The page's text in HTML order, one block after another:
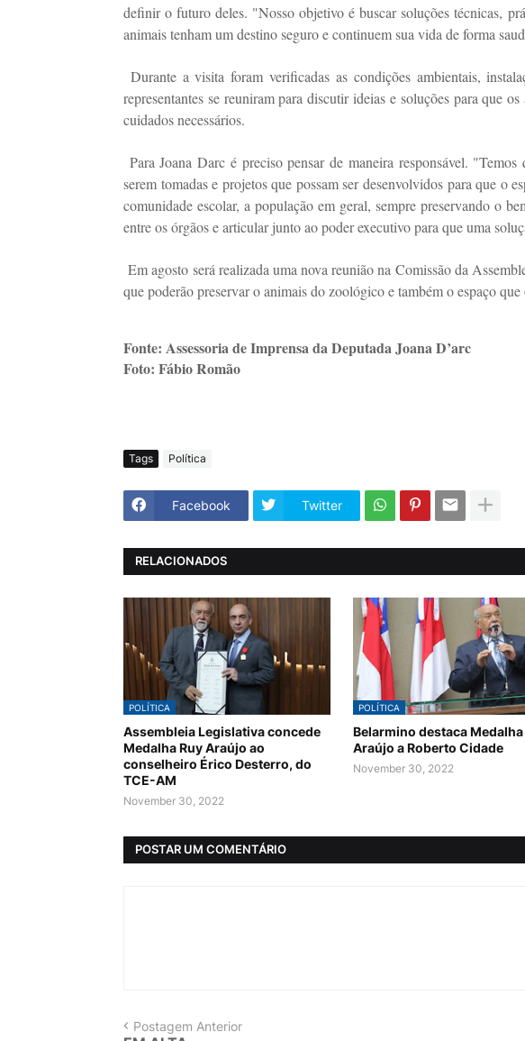
definir o futuro deles. "Nosso objetivo é buscar soluções técnicas,
animais tenham um destino seguro e continuem sua vida de forma
Durante a visita foram verificadas as condições ambientais,
representantes se reuniram para discutir ideias e soluções para que
cuidados necessários.
Para Joana Darc é preciso pensar de maneira responsável.
serem tomadas e projetos que possam ser desenvolvidos para que o
comunidade escolar, a população em geral, sempre preservando o
entre os órgãos e articular junto ao poder executivo para que uma
Em agosto será realizada uma nova reunião na Comissão da
que poderão preservar o animais do zoológico e também o espaço que
Fonte: Assessoria de Imprensa da Deputada Joana D’arc
Foto: Fábio Romão
Tags Política
Facebook Twitter
RELACIONADOS
POLÍTICA
Assembleia Legislativa concede
Medalha Ruy Araújo ao
conselheiro Érico Desterro, do
TCE-AM
November 30, 2022
POLÍTICA
Belarmino destaca Medalha
Araújo a Roberto Cidade
November 30, 2022
POSTAR UM COMENTÁRIO
Postagem Anterior